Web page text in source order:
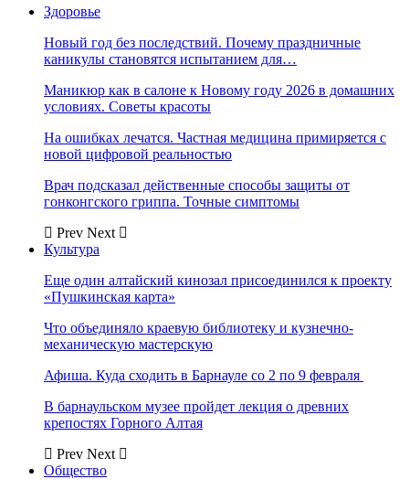
Здоровье
Новый год без последствий. Почему праздничные
каникулы становятся испытанием для…
Маникюр как в салоне к Новому году 2026 в домашних
условиях. Советы красоты
На ошибках лечатся. Частная медицина примиряется с
новой цифровой реальностью
Врач подсказал действенные способы защиты от
гонконгского гриппа. Точные симптомы
Prev Next
Культура
Еще один алтайский кинозал присоединился к проекту
«Пушкинская карта»
Что объединяло краевую библиотеку и кузнечно-
механическую мастерскую
Афиша. Куда сходить в Барнауле со 2 по 9 февраля
В барнаульском музее пройдет лекция о древних
крепостях Горного Алтая
Prev Next
Общество